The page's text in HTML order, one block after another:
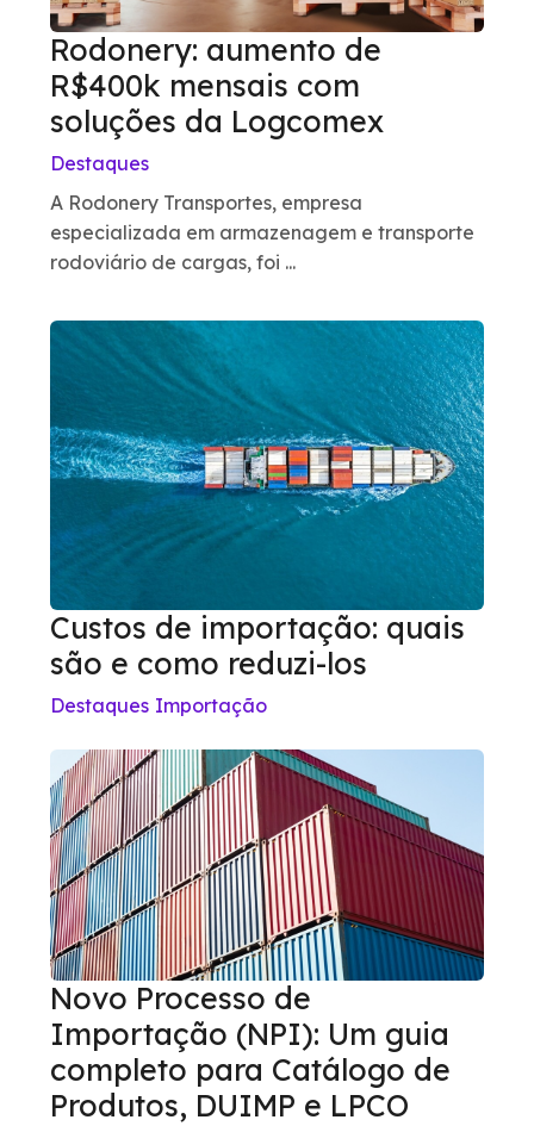
Rodonery: aumento de
R$400k mensais com
soluções da Logcomex
Destaques
A Rodonery Transportes, empresa
especializada em armazenagem e transporte
rodoviário de cargas, foi ...
Custos de importação: quais
são e como reduzi-los
Destaques Importação
Novo Processo de
Importação (NPI): Um guia
completo para Catálogo de
Produtos, DUIMP e LPCO